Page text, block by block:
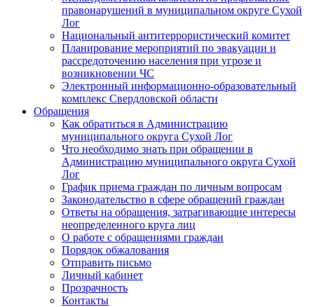
правонарушений в муниципальном округе Сухой
Лог
Национальный антитеррористический комитет
Планирование мероприятий по эвакуации и
рассредоточению населения при угрозе и
возникновении ЧС
Электронный информационно-образовательный
комплекс Свердловской области
Обращения
Как обратиться в Администрацию
муниципального округа Сухой Лог
Что необходимо знать при обращении в
Администрацию муниципального округа Сухой
Лог
График приема граждан по личным вопросам
Законодательство в сфере обращений граждан
Ответы на обращения, затрагивающие интересы
неопределенного круга лиц
О работе с обращениями граждан
Порядок обжалования
Отправить письмо
Личный кабинет
Прозрачность
Контакты